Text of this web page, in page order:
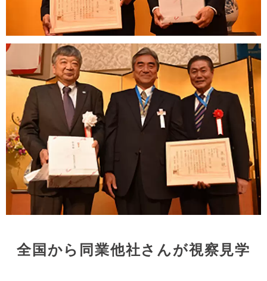
全国から同業他社さんが視察見学